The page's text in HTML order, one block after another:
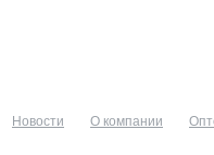
Новости О компании